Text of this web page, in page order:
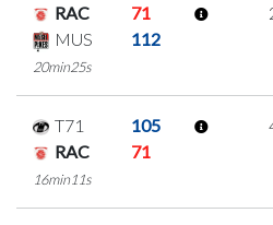
RAC
71
MUS
112
20min25s
T71
105
RAC
71
16min11s